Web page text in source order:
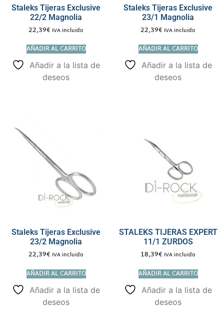
Staleks Tijeras Exclusive
22/2 Magnolia
22,39€ IVA incluido
AÑADIR AL CARRITO
Añadir a la lista de
deseos
Staleks Tijeras Exclusive
23/1 Magnolia
22,39€ IVA incluido
AÑADIR AL CARRITO
Añadir a la lista de
deseos
Staleks Tijeras Exclusive
23/2 Magnolia
22,39€ IVA incluido
AÑADIR AL CARRITO
Añadir a la lista de
deseos
STALEKS TIJERAS EXPERT
11/1 ZURDOS
18,39€ IVA incluido
AÑADIR AL CARRITO
Añadir a la lista de
deseos